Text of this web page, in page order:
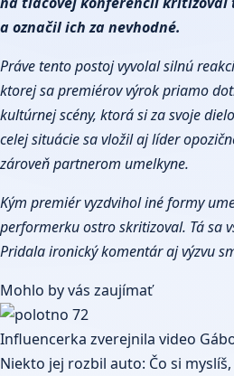
a označil ich za nevhodné.
Práve tento postoj vyvolal silnú
ktorej sa premiérov výrok priamo
kultúrnej scény, ktorá si za svoje
celej situácie sa vložil aj líder
zároveň partnerom umelkyne.
Kým premiér vyzdvihol iné formy
performerku ostro skritizoval. Tá sa
Pridala ironický komentár aj výzvu
Mohlo by vás zaujímať
Influencerka zverejnila video
Niekto jej rozbil auto: Čo si